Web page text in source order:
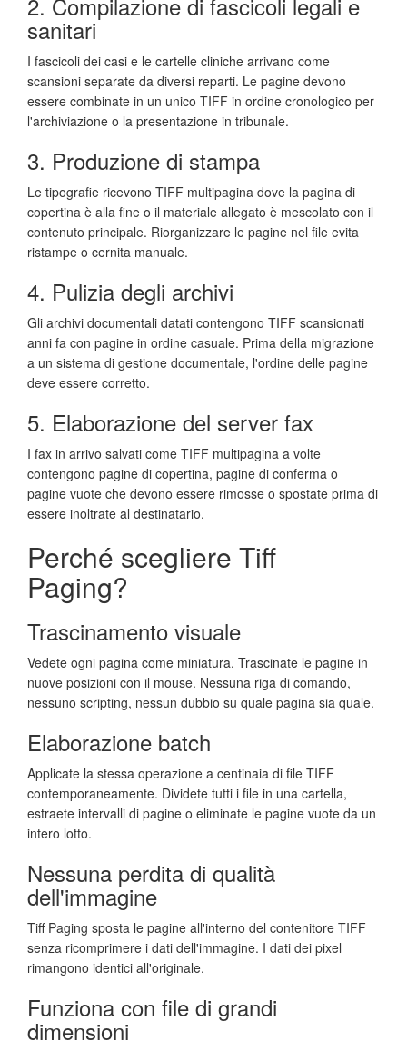
sanitari
I fascicoli dei casi e le cartelle cliniche arrivano come
scansioni separate da diversi reparti. Le pagine devono
essere combinate in un unico TIFF in ordine cronologico per
l'archiviazione o la presentazione in tribunale.
3. Produzione di stampa
Le tipografie ricevono TIFF multipagina dove la pagina di
copertina è alla fine o il materiale allegato è mescolato con il
contenuto principale. Riorganizzare le pagine nel file evita
ristampe o cernita manuale.
4. Pulizia degli archivi
Gli archivi documentali datati contengono TIFF scansionati
anni fa con pagine in ordine casuale. Prima della migrazione
a un sistema di gestione documentale, l'ordine delle pagine
deve essere corretto.
5. Elaborazione del server fax
I fax in arrivo salvati come TIFF multipagina a volte
contengono pagine di copertina, pagine di conferma o
pagine vuote che devono essere rimosse o spostate prima di
essere inoltrate al destinatario.
Perché scegliere Tiff
Paging?
Trascinamento visuale
Vedete ogni pagina come miniatura. Trascinate le pagine in
nuove posizioni con il mouse. Nessuna riga di comando,
nessuno scripting, nessun dubbio su quale pagina sia quale.
Elaborazione batch
Applicate la stessa operazione a centinaia di file TIFF
contemporaneamente. Dividete tutti i file in una cartella,
estraete intervalli di pagine o eliminate le pagine vuote da un
intero lotto.
Nessuna perdita di qualità
dell'immagine
Tiff Paging sposta le pagine all'interno del contenitore TIFF
senza ricomprimere i dati dell'immagine. I dati dei pixel
rimangono identici all'originale.
Funziona con file di grandi
dimensioni